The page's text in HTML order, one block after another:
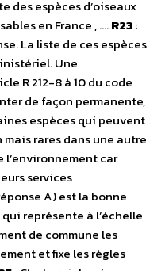
des espèces d’oiseaux
en France , ….R23:
La liste de ces espèces
Une
R 212-8 à 10 du code
de façon permanente,
espèces qui peuvent
rares dans une autre
l’environnement car
services
A) est la bonne
représente à l’échelle
de commune les
et fixe les règles